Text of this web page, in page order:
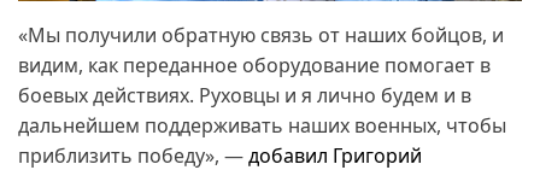
«Мы получили обратную связь от наших бойцов, и
видим, как переданное оборудование помогает в
боевых действиях. Руховцы и я лично будем и в
дальнейшем поддерживать наших военных, чтобы
приблизить победу», —добавил Григорий